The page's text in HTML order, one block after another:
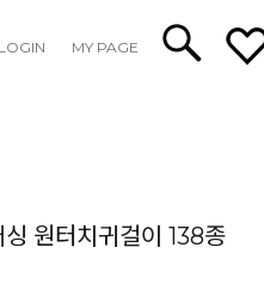
LOGIN MY PAGE
원터치귀걸이 138종